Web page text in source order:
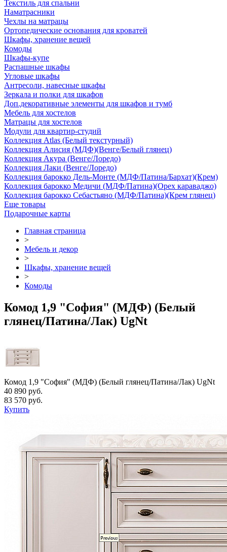
Текстиль для спальни
Наматрасники
Чехлы на матрацы
Ортопедические основания для кроватей
Шкафы, хранение вещей
Комоды
Шкафы-купе
Распашные шкафы
Угловые шкафы
Антресоли, навесные шкафы
Зеркала и полки для шкафов
Доп.декоративные элементы для шкафов и тумб
Мебель для хостелов
Матрацы для хостелов
Модули для квартир-студий
Коллекция Atlas (Белый текстурный)
Коллекция Алисия (МДФ)(Венге/Белый глянец)
Коллекция Акура (Венге/Лоредо)
Коллекция Лаки (Венге/Лоредо)
Коллекция барокко Дель-Монте (МДФ/Патина/Бархат)(Крем)
Коллекция барокко Медичи (МДФ/Патина)(Орех караваджо)
Коллекция барокко Себастьяно (МДФ/Патина)(Крем глянец)
Еще товары
Подарочные карты
Главная страница
>
Мебель и декор
>
Шкафы, хранение вещей
>
Комоды
Комод 1,9 "София" (МДФ) (Белый
глянец/Патина/Лак) UgNt
Комод 1,9 "София" (МДФ) (Белый глянец/Патина/Лак) UgNt
40 890 руб.
83 570 руб.
Купить